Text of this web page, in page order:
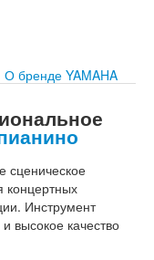
О бренде YAMAHA
сценическое
концертных
Инструмент
высокое качество